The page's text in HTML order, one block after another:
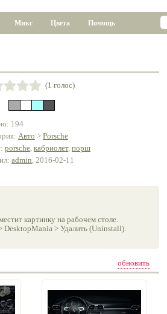
Микс Цвета Помощь
(1 голос)
194
Авто > Porsche
porsche, кабриолет, порш
admin, 2016-02-11
картинку на рабочем столе.
DesktopMania > Удалить (Uninstall).
обновить